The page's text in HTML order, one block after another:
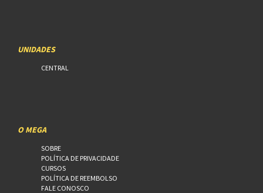
UNIDADES
CENTRAL
O MEGA
SOBRE
POLÍTICA DE PRIVACIDADE
CURSOS
POLÍTICA DE REEMBOLSO
FALE CONOSCO